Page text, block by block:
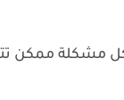
كل مشكلة ممكن